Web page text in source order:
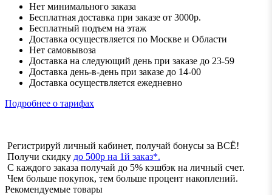
Нет минимального заказа
Бесплатная доставка при заказе от 3000р.
Бесплатный подъем на этаж
Доставка осуществляется по Москве и Области
Нет самовывоза
Доставка на следующий день при заказе до 23-59
Доставка день-в-день при заказе до 14-00
Доставка осуществляется ежедневно
Подробнее о тарифах
Регистрируй личный кабинет, получай бонусы за ВСЁ!
Получи скидку до 500р на 1й заказ*.
С каждого заказа получай до 5% кэшбэк на личный счет.
Чем больше покупок, тем больше процент накоплений.
Рекомендуемые товары